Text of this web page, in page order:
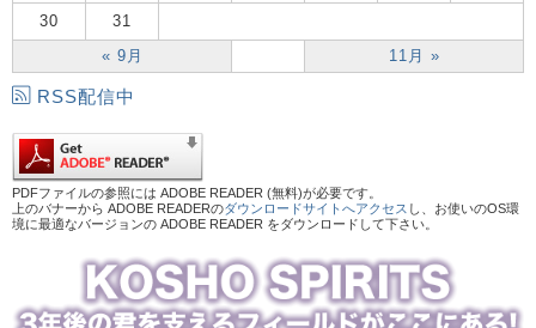
« 9月 11月 »
30 31
RSS配信中
PDFファイルの参照には ADOBE READER (無料)が必要です。
上のバナーから ADOBE READERのダウンロードサイトへアクセス し、お使いのOS環
境に最適なバージョンの ADOBE READER をダウンロードして下さい。